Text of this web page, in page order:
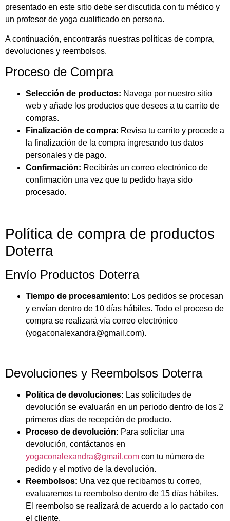
Casos de éxito
Blog
presentado en este sitio debe ser discutida con tu médico y
un profesor de yoga cualificado en persona.
A continuación, encontrarás nuestras políticas de compra,
devoluciones y reembolsos.
Proceso de Compra
Selección de productos: Navega por nuestro sitio
web y añade los productos que desees a tu carrito de
compras.
Finalización de compra: Revisa tu carrito y procede a
la finalización de la compra ingresando tus datos
personales y de pago.
Confirmación: Recibirás un correo electrónico de
confirmación una vez que tu pedido haya sido
procesado.
Política de compra de productos
Doterra
Envío Productos Doterra
Tiempo de procesamiento: Los pedidos se procesan
y envían dentro de 10 días hábiles. Todo el proceso de
compra se realizará vía correo electrónico
(yogaconalexandra@gmail.com).
Devoluciones y Reembolsos Doterra
Política de devoluciones: Las solicitudes de
devolución se evaluarán en un periodo dentro de los 2
primeros días de recepción de producto.
Proceso de devolución: Para solicitar una
devolución, contáctanos en
yogaconalexandra@gmail.com con tu número de
pedido y el motivo de la devolución.
Reembolsos: Una vez que recibamos tu correo,
evaluaremos tu reembolso dentro de 15 días hábiles.
El reembolso se realizará de acuerdo a lo pactado con
el cliente.